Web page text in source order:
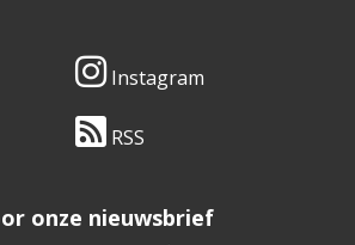
Instagram
RSS
onze nieuwsbrief